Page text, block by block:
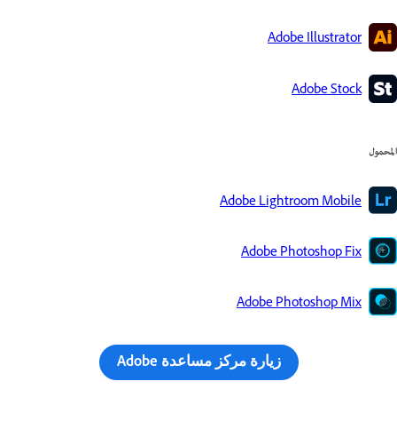
Adobe Illustrator
Adobe Stock
المحمول
Adobe Lightroom Mobile
Adobe Photoshop Fix
Adobe Photoshop Mix
زيارة مركز مساعدة Adobe